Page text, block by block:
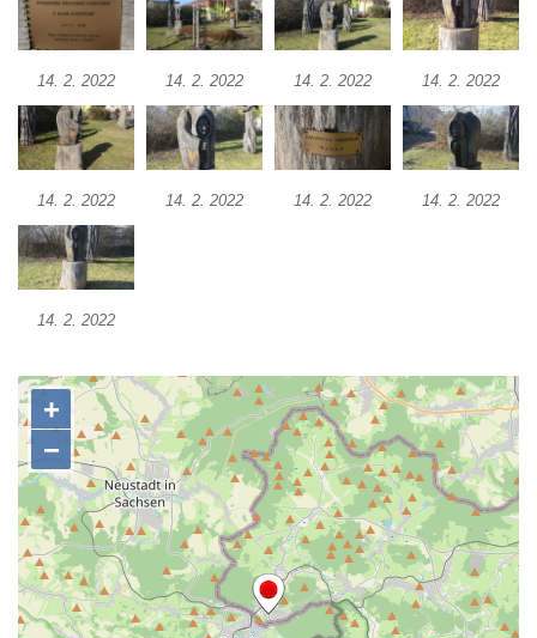
Socha Nosorožík v ZOO Hluboká
Socha Rosomák v ZOO Hluboká
Socha Beruška v ZOO Hluboká
Socha Vážka v ZOO Hluboká
Socha Volavka v ZOO Hluboká
Flamingo trůn v ZOO Hluboká
Lavička Kůň Převalského v ZOO Hluboká
Lysá nad Labem, barokní město Šporkovo
Socha Opičákovník v ZOO Hluboká
Socha Mystik v ZOO Hluboká
Reliéf Rodina a práce na budově záložny
čp. 69/1 v Českých Budějovicích
Socha Jana Valeria Jirsíka u Černé věže v
Českých Budějovicích
Socha Krista klesajícího pod křížem u
kostela svatého Mikuláše v Českých
Budějovicích
14. 2. 2022 14. 2. 2022 14. 2. 2022 14. 2. 2022
14. 2. 2022 14. 2. 2022 14. 2. 2022 14. 2. 2022
14. 2. 2022